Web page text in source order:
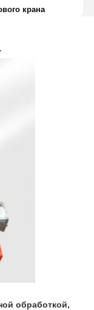
крана
обработкой,